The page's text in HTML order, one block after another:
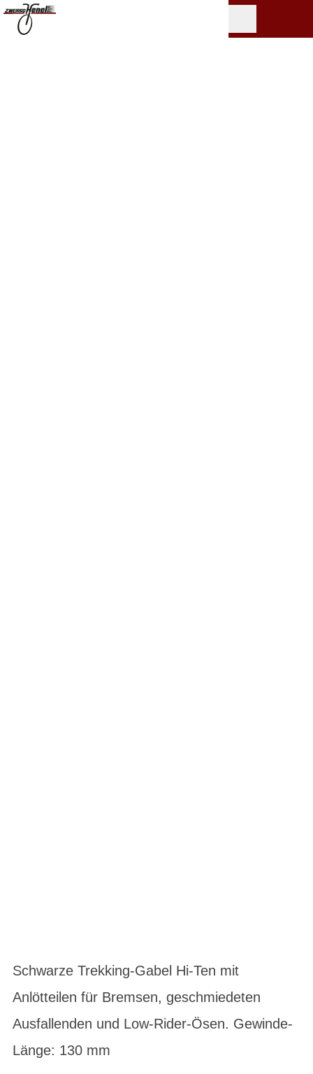
Schwarze Trekking-Gabel Hi-Ten mit
Anlötteilen für Bremsen, geschmiedeten
Ausfallenden und Low-Rider-Ösen. Gewinde-
Länge: 130 mm